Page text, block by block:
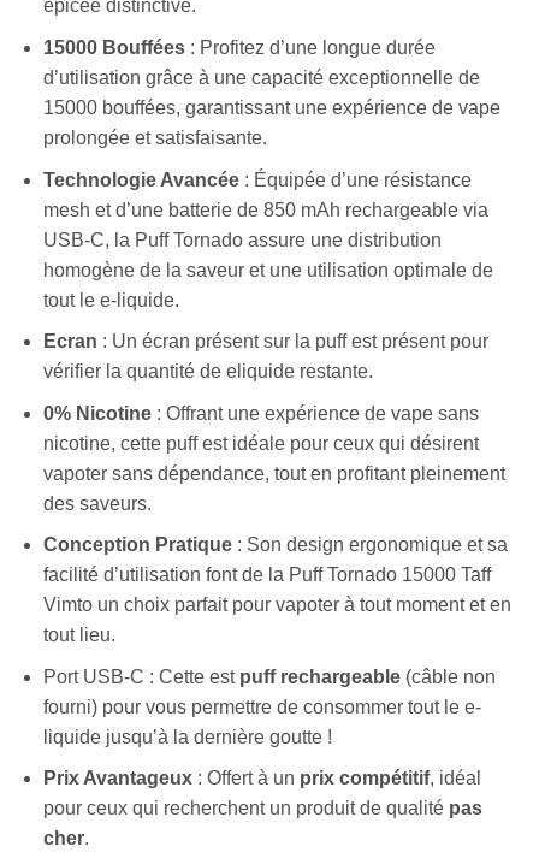
épicée distinctive.
15000 Bouffées: Profitez d’une longue durée
d’utilisation grâce à une capacité exceptionnelle de
15000 bouffées, garantissant une expérience de vape
prolongée et satisfaisante.
Technologie Avancée: Équipée d’une résistance
mesh et d’une batterie de 850 mAh rechargeable via
USB-C, la Puff Tornado assure une distribution
homogène de la saveur et une utilisation optimale de
tout le e-liquide.
Ecran : Un écran présent sur la puff est présent pour
vérifier la quantité de eliquide restante.
0% Nicotine: Offrant une expérience de vape sans
nicotine, cette puff est idéale pour ceux qui désirent
vapoter sans dépendance, tout en profitant pleinement
des saveurs.
Conception Pratique: Son design ergonomique et sa
facilité d’utilisation font de la Puff Tornado 15000 Taff
Vimto un choix parfait pour vapoter à tout moment et en
tout lieu.
Port USB-C : Cette est puff rechargeable(câble non
fourni) pour vous permettre de consommer tout le e-
liquide jusqu’à la dernière goutte !
Prix Avantageux: Offert à un prix compétitif, idéal
pour ceux qui recherchent un produit de qualité pas
cher.